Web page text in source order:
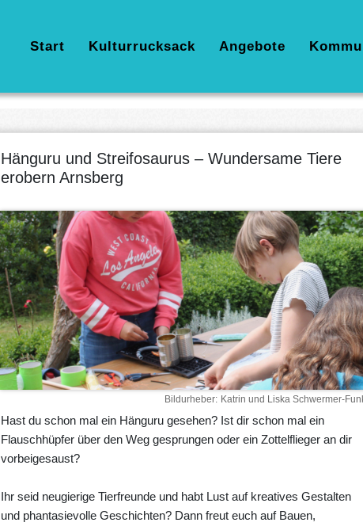
Hauptnavigation
Start Kulturrucksack Angebote
Hänguru und Streifosaurus – Wundersame Tiere
erobern Arnsberg
Bildurheber Katrin und Liska Schwermer-
Hast du schon mal ein Hänguru gesehen? Ist dir schon mal ein
Flauschhüpfer über den Weg gesprungen oder ein Zottelflieger an dir
vorbeigesaust?
Ihr seid neugierige Tierfreunde und habt Lust auf kreatives Gestalten
und phantasievolle Geschichten? Dann freut euch auf Bauen,